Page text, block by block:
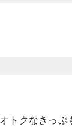
トクなきっぷ